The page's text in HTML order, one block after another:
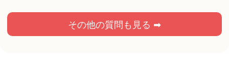
その他の質問も見る ➡